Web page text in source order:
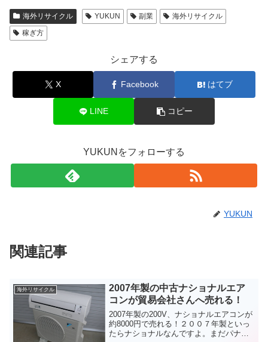
海外リサイクル YUKUN 副業
海外リサイクル
稼ぎ方
シェアする
X Facebook はてブ
LINE コピー
YUKUNをフォローする
YUKUN
関連記事
海外リサイクル
2007年製の中古ナショナルエア
コンが貿易会社さんへ売れる！
2007年製の200V、ナショナルエアコンが
約8000円で売れる！２００７年製といっ
たらナショナルなんですよ。まだパナソ